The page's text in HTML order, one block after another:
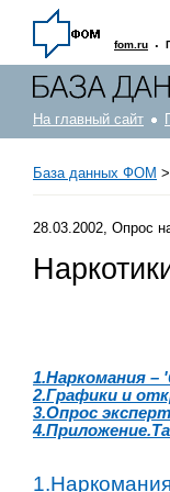
fom.ru ·
На главный сайт
База данных ФОМ >
28.03.2002, Опрос
1.Наркомания –
2.Графики и
3.Опрос